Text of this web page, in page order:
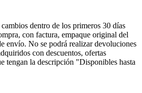
dentro de los primeros 30 días
con factura, empaque original del
envío. No se podrá realizar devoluciones
con descuentos, ofertas
tengan la descripción "Disponibles hasta